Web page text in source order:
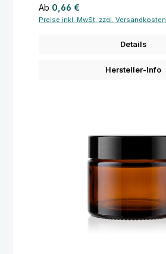
Regulärer Preis:
Ab 0,66 €
Preise inkl. MwSt. zzgl. Versandkosten
Details
Hersteller-Info